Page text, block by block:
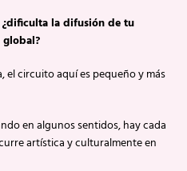
la difusión de tu
el circuito aquí es pequeño y más
en algunos sentidos, hay cada
artística y culturalmente en